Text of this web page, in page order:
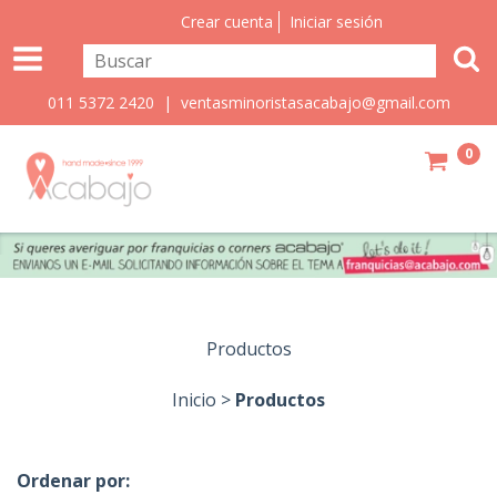
Crear cuenta Iniciar sesión
011 5372 2420 | ventasminoristasacabajo@gmail.com
0
Productos
Inicio > Productos
Ordenar por: